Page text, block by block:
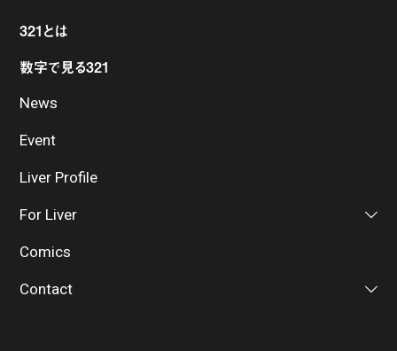
321とは
数字で見る321
News
Event
Liver Profile
For Liver
Comics
Contact